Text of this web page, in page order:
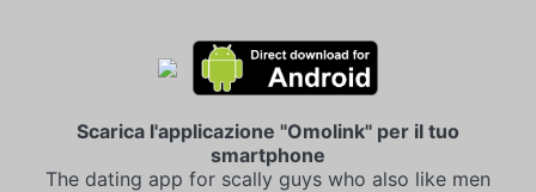
Scarica l'applicazione "Omolink" per il tuo
smartphone
The dating app for scally guys who also like men